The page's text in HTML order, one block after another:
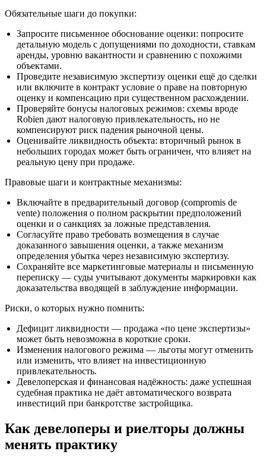
Обязательные шаги до покупки:
Запросите письменное обоснование оценки: попросите
детальную модель с допущениями по доходности, ставкам
аренды, уровню вакантности и сравнению с похожими
объектами.
Проведите независимую экспертизу оценки ещё до сделки
или включите в контракт условие о праве на повторную
оценку и компенсацию при существенном расхождении.
Проверяйте бонусы налоговых режимов: схемы вроде
Robien дают налоговую привлекательность, но не
компенсируют риск падения рыночной цены.
Оценивайте ликвидность объекта: вторичный рынок в
небольших городах может быть ограничен, что влияет на
реальную цену при продаже.
Правовые шаги и контрактные механизмы:
Включайте в предварительный договор (compromis de
vente) положения о полном раскрытии предположений
оценки и о санкциях за ложные представления.
Согласуйте право требовать возмещения в случае
доказанного завышения оценки, а также механизм
определения убытка через независимую экспертизу.
Сохраняйте все маркетинговые материалы и письменную
переписку — суды учитывают документы маркировки как
доказательства вводящей в заблуждение информации.
Риски, о которых нужно помнить:
Дефицит ликвидности — продажа «по цене экспертизы»
может быть невозможна в короткие сроки.
Изменения налогового режима — льготы могут отменить
или изменить, что влияет на инвестиционную
привлекательность.
Девелоперская и финансовая надёжность: даже успешная
судебная практика не даёт автоматического возврата
инвестиций при банкротстве застройщика.
Как девелоперы и риелторы должны
менять практику